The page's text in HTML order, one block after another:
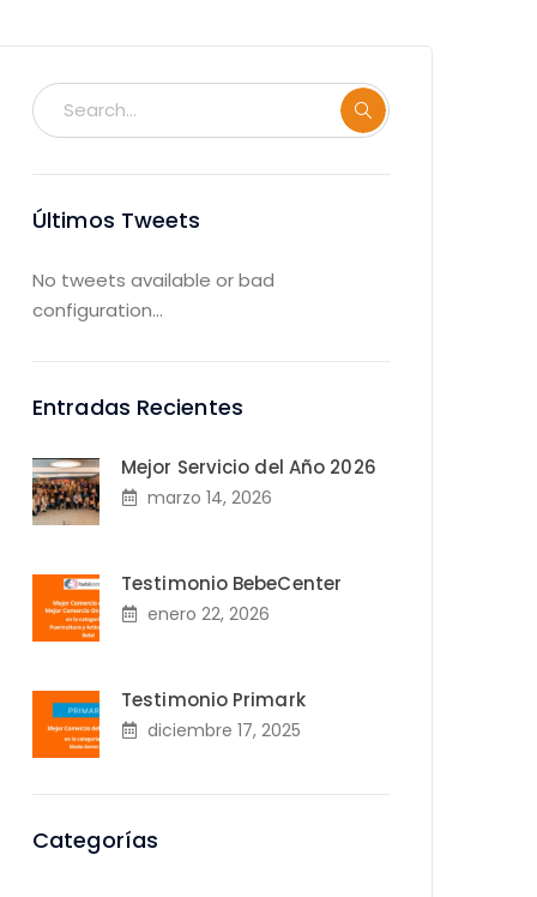
Últimos Tweets
No tweets available or bad
configuration...
Entradas Recientes
Mejor Servicio del Año 2026
marzo 14, 2026
Testimonio BebeCenter
enero 22, 2026
Testimonio Primark
diciembre 17, 2025
Categorías